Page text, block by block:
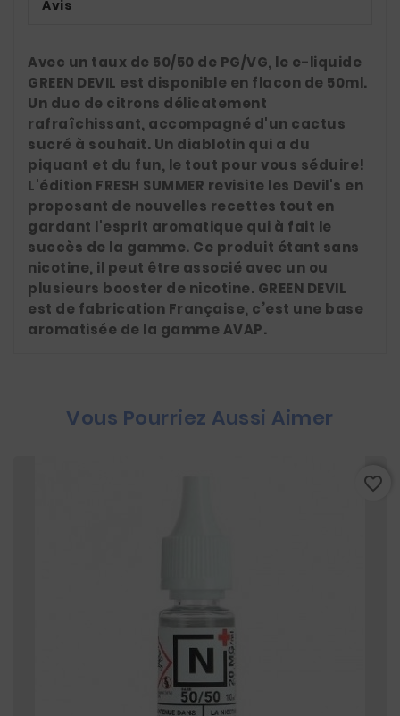
Avis
Avec un taux de 50/50 de PG/VG, le e-liquide
GREEN DEVIL est disponible en flacon de 50ml.
Un duo de citrons délicatement
rafraîchissant, accompagné d'un cactus
sucré à souhait. Un diablotin qui a du
piquant et du fun, le tout pour vous séduire!
L'édition FRESH SUMMER revisite les Devil's en
proposant de nouvelles recettes tout en
gardant l'esprit aromatique qui à fait le
succès de la gamme. Ce produit étant sans
nicotine, il peut être associé avec un ou
plusieurs booster de nicotine. GREEN DEVIL
est de fabrication Française, c’est une base
aromatisée de la gamme AVAP.
Vous Pourriez Aussi Aimer
favorite_border